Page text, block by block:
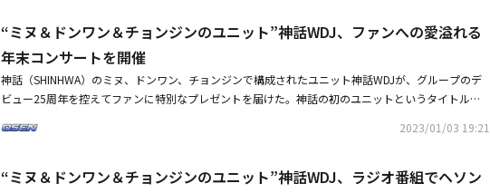
る全てのことを夜と雨、そして雪で表現した新曲「BamBiNun」は、忘れられない元恋人に関する
色々な思いを感性的なR＆Bポップの中に盛り込んだ楽曲で、温かいピアノの音色と遠くから聞こえ
てくるようなシンセサウンドが、さらに切ない雰囲気を醸し出す。特に「君を消していく時間の中で
秒針の音さえ憎い」「避けられないすべてが雨になって降る」「境界線のない夜を僕はまた渡ってみ
る」など、聴いているとおのずとその情景が目に浮かぶような歌詞は、楽曲の主人公になったかのよ
うな感覚をリスナーに与える。また、別れの悲しみを暗くなく、洗練されたメロディーで表現した新
成させた。神話WDJは4月8日、台湾で行われる単独ファンパーティーを通じて久しぶりに海外のフ
“ミヌ＆ドンワン＆チョンジンのユニット”神話WDJ、ファンへの愛溢れる
年末コンサートを開催
神話（SHINHWA）のミヌ、ドンワン、チョンジンで構成されたユニット神話WDJが、グループのデ
ビュー25周年を控えてファンに特別なプレゼントを届けた。神話の初のユニットというタイトルで2
ンと対面し、ヒット曲メドレー、それぞれの魅力が盛り込まれたソロステージなどで、3時間以上に
末コンサート「Come To Life」は、1998年のデビュー以来、彼らが歩んできた24年間の時間を記念
2023/01/03 19:21
“ミヌ＆ドンワン＆チョンジンのユニット”神話WDJ、ラジオ番組でヘソン